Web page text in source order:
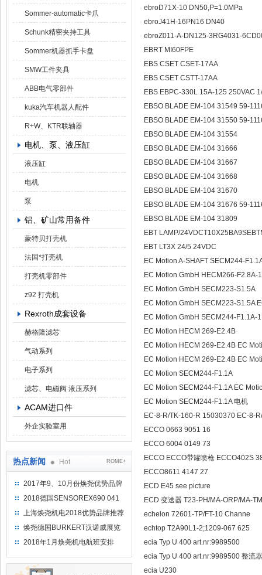
Sommer-automatic卡爪
Schunk精密夹持工具
Sommer机器抓手卡盘
SMW工件夹具
ABB电气零部件
kuka汽车机器人配件
R+W、KTR联轴器
电机、泵、液压缸
液压缸
电机
泵
铝、矿山常用备件
蒙特贝打壳机
法国*打壳机
打壳机零部件
z92 打壳机
Rexroth成套设备
赫格隆滤芯
气动系列
电子系列
滤芯、电磁阀 液压系列
ACAM进口件
外企实验室用
热点新闻 Hot ROME+
2017年9、10月份焕尧优势品牌
推荐
2018德国SENSOREX690 041
415 D
上海焕尧机电2018优势品牌推荐
焕尧德国BURKERT汉诺威展览
（2018）
2018年1月焕尧机电航班安排
ebroD71X-10 DN50,P=1.0MPa
ebroJ41H-16PN16 DN40
ebroZ011-A-DN125-3RG4031-
EBRT MI60FPE
EBS CSET CSET-17AA
EBS CSET CSTT-17AA
EBS EBPC-330L 15A-125 250VAC
EBSO BLADE EM-104 31549 59-
EBSO BLADE EM-104 31550 59-
EBSO BLADE EM-104 31554
EBSO BLADE EM-104 31666
EBSO BLADE EM-104 31667
EBSO BLADE EM-104 31668
EBSO BLADE EM-104 31670
EBSO BLADE EM-104 31676 59-
EBSO BLADE EM-104 31809
EBT LAMP/
EBT LT3X 24/5 24VDC
EC Motion A-SHAFT SECM244-
EC Motion GmbH HECM266-
EC Motion GmbH SECM223-S1.5A
EC Motion GmbH SECM223-S1.5A
EC Motion GmbH SECM244-F1.1A-
EC Motion HECM 269-E2.4B
EC Motion HECM 269-E2.4B EC
EC Motion HECM 269-E2.4B EC
EC Motion SECM244-F1.1A
EC Motion SECM244-F1.1A EC
EC Motion SECM244-F1.1A 电机
EC-8-R/TK-160-R 15030370 EC-8-
ECCO 0663 9051 16
ECCO 6004 0149 73
ECCO ECCO带罐喷枪 ECCO402S
ECCO8611 4147 27
ECD E45 see picture
ECD 变送器 T23-PH/MA-ORP/MA-
echelon 72601-TP/FT-10 Channe
echtop T2A90L1-2;1209-067 625
ecia Typ U 400 art.nr:9989500
ecia Typ U 400 art.nr:9989500 整流器
ecia U230